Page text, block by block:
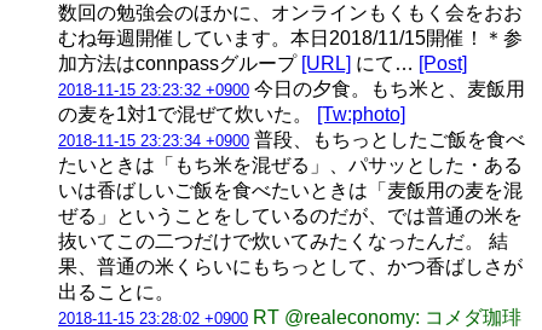
数回の勉強会のほかに、オンラインもくもく会をおお
むね毎週開催しています。本日2018/11/15開催！＊参
加方法はconnpassグループ [URL] にて… [Post]
2018-11-15 23:23:32 +0900 今日の夕食。もち米と、麦飯用
の麦を1対1で混ぜて炊いた。
[Tw:photo]
2018-11-15 23:23:34 +0900 普段、もちっとしたご飯を食べ
たいときは「もち米を混ぜる」、パサッとした・ある
いは香ばしいご飯を食べたいときは「麦飯用の麦を混
ぜる」ということをしているのだが、では普通の米を
抜いてこの二つだけで炊いてみたくなったんだ。 結
果、普通の米くらいにもちっとして、かつ香ばしさが
出ることに。
2018-11-15 23:28:02 +0900 RT @realeconomy: コメダ珈琲